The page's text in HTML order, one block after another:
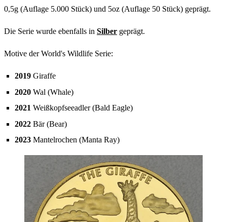
0,5g (Auflage 5.000 Stück) und 5oz (Auflage 50 Stück) geprägt.
Die Serie wurde ebenfalls in Silber geprägt.
Motive der World's Wildlife Serie:
2019 Giraffe
2020Wal (Whale)
2021Weißkopfseeadler (Bald Eagle)
2022 Bär (Bear)
2023Mantelrochen (Manta Ray)